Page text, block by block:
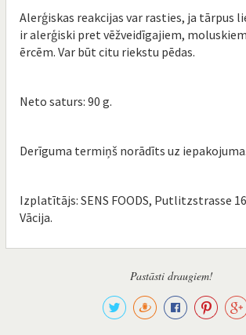
Alerģiskas reakcijas var rasties, ja tārpus
ir alerģiski pret vēžveidīgajiem,
ērcēm. Var būt citu riekstu pēdas.
Neto saturs: 90 g.
Derīguma termiņš norādīts uz iepakojuma.
Izplatītājs: SENS FOODS, Putlitzstrasse
Vācija.
Pastāsti draugiem!